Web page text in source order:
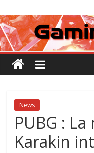
au
contenu
Tests
et
Actu
des
vidéo
News
PUBG :
Karakin